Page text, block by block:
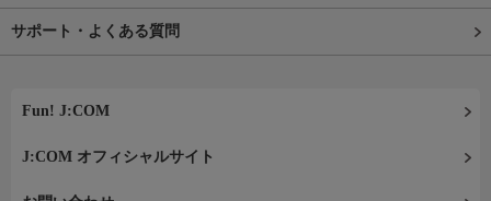
サポート・よくある質問
Fun! J:COM
J:COM オフィシャルサイト